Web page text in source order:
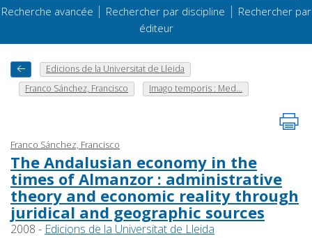
Recherche avancée | Rechercher par discipline | Rechercher par
éditeur
Edicions de la Universitat de Lleida
Franco Sánchez, Francisco
Imago temporis : Med...
Franco Sánchez, Francisco
The Andalusian economy in the
times of Almanzor : administrative
theory and economic reality through
juridical and geographic sources
2008 - Edicions de la Universitat de Lleida